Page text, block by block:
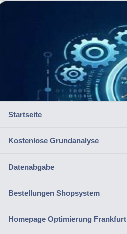
Startseite
Kostenlose Grundanalyse
Datenabgabe
Bestellungen Shopsystem
Homepage Optimierung Frankfurt